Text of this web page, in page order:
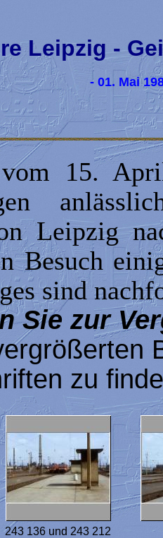
Leipzig -
- 01. Mai
15.
Leipzig
Besuch
sind
Sie zur
zu
243 136 und 243 212